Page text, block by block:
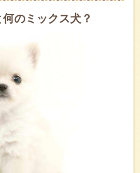
何のミックス犬？